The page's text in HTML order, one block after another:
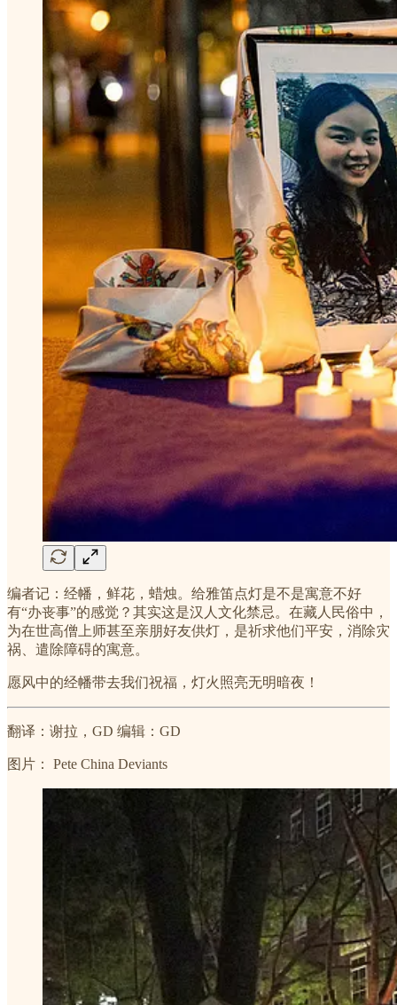
编者记：经幡，鲜花，蜡烛。给雅笛点灯是不是寓意不好
有“办丧事”的感觉？其实这是汉人文化禁忌。在藏人民俗中，
为在世高僧上师甚至亲朋好友供灯，是祈求他们平安，消除灾
祸、遣除障碍的寓意。
愿风中的经幡带去我们祝福，灯火照亮无明暗夜！
翻译：谢拉，GD 编辑：GD
图片： Pete China Deviants